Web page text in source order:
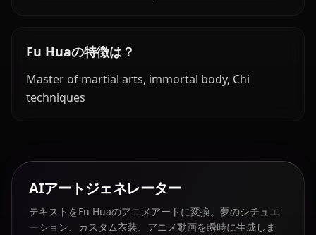
Fu Huaの特徴は？
Master of martial arts, immortal body, Chi
techniques
AIアートジェネレーター
テキストをFu Huaのアニメアートに変換。夢のシチュエ
ーション、カスタム衣装、アニメ動画を瞬時に生成しま